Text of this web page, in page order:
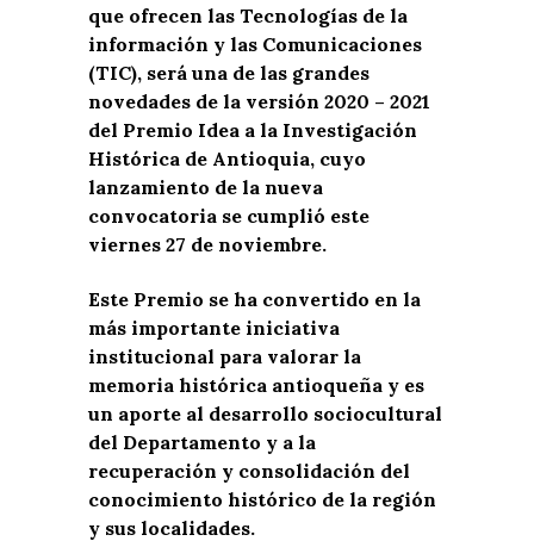
que ofrecen las Tecnologías de la
información y las Comunicaciones
(TIC), será una de las grandes
novedades de la versión 2020 – 2021
del Premio Idea a la Investigación
Histórica de Antioquia, cuyo
lanzamiento de la nueva
convocatoria se cumplió este
viernes 27 de noviembre.
Este Premio se ha convertido en la
más importante iniciativa
institucional para valorar la
memoria histórica antioqueña y es
un aporte al desarrollo sociocultural
del Departamento y a la
recuperación y consolidación del
conocimiento histórico de la región
y sus localidades.